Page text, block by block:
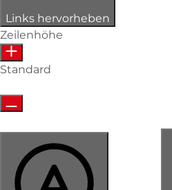
Links hervorheben
Zeilenhöhe
Standard